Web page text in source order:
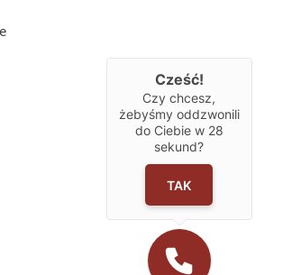
Cześć!
Czy chcesz,
żebyśmy oddzwonili
do Ciebie w 28
sekund?
TAK